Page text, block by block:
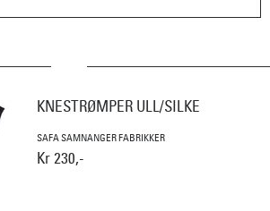
KNESTRØMPER ULL/SILKE
SAFA SAMNANGER FABRIKKER
Kr 230,-